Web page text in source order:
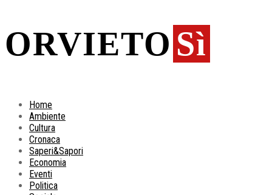
ORVIETO Sì
Home
Ambiente
Cultura
Cronaca
Saperi&Sapori
Economia
Eventi
Politica